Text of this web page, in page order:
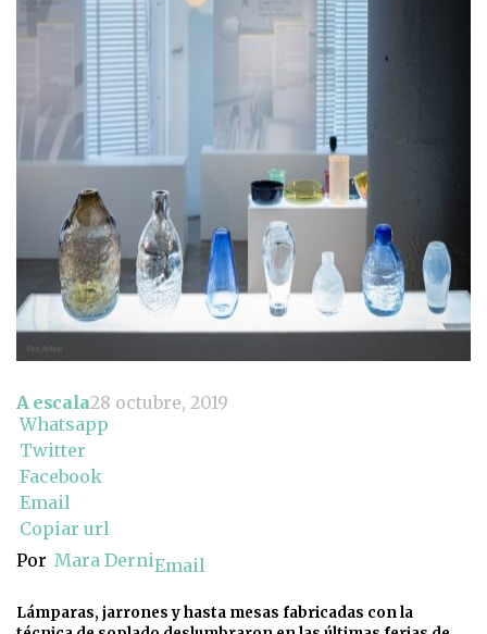
A escala28 octubre, 2019
Whatsapp
Twitter
Facebook
Email
Copiar url
Por Mara DerniEmail
Lámparas, jarrones y hasta mesas fabricadas con la